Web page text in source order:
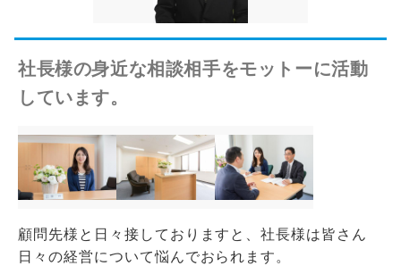
社長様の身近な相談相手をモットーに活動
しています。
顧問先様と日々接しておりますと、社長様は皆さん
日々の経営について悩んでおられます。